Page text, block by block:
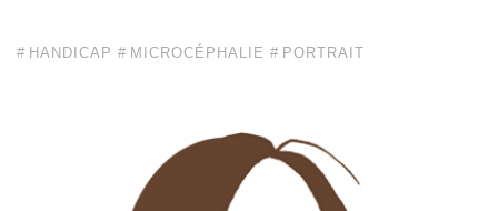
HANDICAP MICROCÉPHALIE PORTRAIT